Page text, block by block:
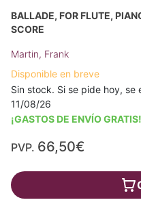
BALLADE, FOR FLUTE,
SCORE
Martin, Frank
Disponible en breve
Sin stock. Si se pide hoy, se
11/08/26
¡GASTOS DE ENVÍO GRATIS!
PVP. 66,50€